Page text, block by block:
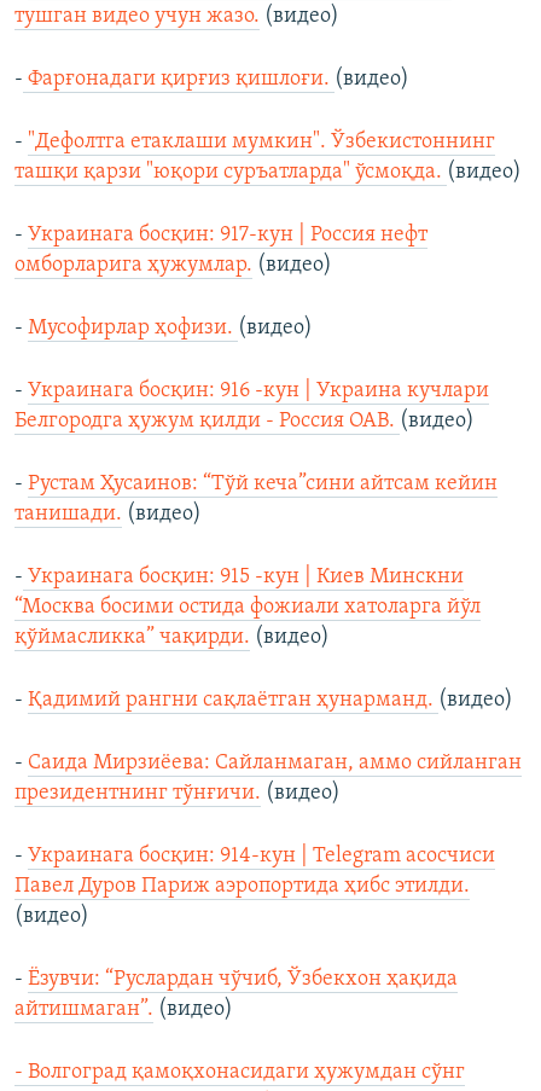
тушган видео учун жазо. (видео)
- Фарғонадаги қирғиз қишлоғи. (видео)
- "Дефолтга етаклаши мумкин". Ўзбекистоннинг
ташқи қарзи "юқори суръатларда" ўсмоқда. (видео)
- Украинага босқин: 917-кун | Россия нефт
омборларига ҳужумлар. (видео)
- Мусофирлар ҳофизи. (видео)
- Украинага босқин: 916 -кун | Украина кучлари
Белгородга ҳужум қилди - Россия ОАВ. (видео)
- Рустам Ҳусаинов: “Тўй кеча”сини айтсам кейин
танишади. (видео)
- Украинага босқин: 915 -кун | Киев Минскни
“Москва босими остида фожиали хатоларга йўл
қўймасликка” чақирди. (видео)
- Қадимий рангни сақлаётган ҳунарманд. (видео)
- Саида Мирзиёева: Сайланмаган, аммо сийланган
президентнинг тўнғичи. (видео)
- Украинага босқин: 914-кун | Telegram асосчиси
Павел Дуров Париж аэропортида ҳибс этилди.
(видео)
- Ёзувчи: “Руслардан чўчиб, Ўзбекхон ҳақида
айтишмаган”. (видео)
- Волгоград қамоқхонасидаги ҳужумдан сўнг